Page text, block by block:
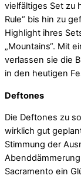
vielfältiges Set zu
Rule“ bis hin zu
Highlight ihres
„Mountains“. Mit
verlassen sie die
in den heutigen
Deftones
Die Deftones zu
wirklich gut
Stimmung der
Sacramento ein